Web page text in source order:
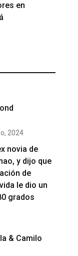
en
2024
novia de
y dijo que
de
le dio un
grados
& Camilo